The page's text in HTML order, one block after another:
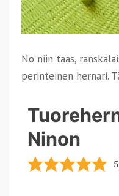
No niin taas,
perinteinen hernari.
Ninon
5